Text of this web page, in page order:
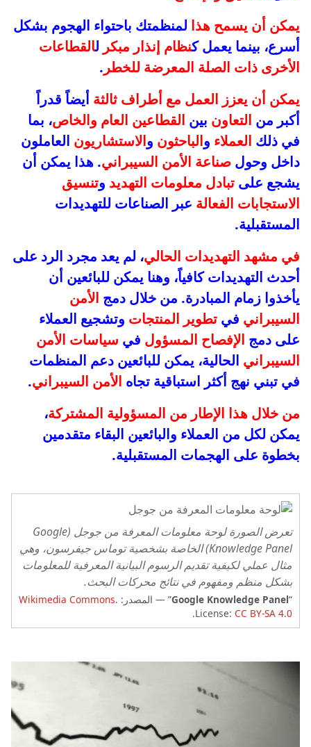
يمكن أن يسمح هذا لمنظمتك باحتواء الهجوم بشكل
أسرع، بينما يعمل كنظام إنذار مبكر لالقطاعات
الأخرى ذات الصلة المعرضة للخطر .
يمكن أن يعزز العمل مع أطراف ثالثة أيضاً قدراً
أكبر من التعاون بين القطاعين العام والخاص، بما
في ذلك العملاء والباحثون والاستشاريون العاملون
داخل وحول صناعة الأمن السيبراني. هذا يمكن أن
يشجع على تبادل معلومات التهديد وتنسيق
الاستجابات الفعالة عبر الصناعات للتهديدات
المستقبلية.
في مشهد التهديدات الحالي، لم يعد مجرد الرد على
أحدث التهديدات كافياً، وهنا يمكن للبائعين أن
يأخذوا زمام المبادرة. من خلال دمج الأمن
السيبراني في تطوير المنتجات وتشجيع العملاء
على دمج الإفصاح المسؤول في سياسات الأمن
السيبراني الحالية، يمكن للبائعين دعم المنظمات
في تبني نهج أكثر استباقية تجاه الأمن السيبراني.
من خلال هذا الإطار من المسؤولية المشتركة،
يمكن لكل من العملاء والبائعين البقاء متقدمين
بخطوة على الهجمات المستقبلية.
تعرض الصورة لوحة معلومات المعرفة من جوجل (Google
Knowledge Panel) الخاصة بشخصية توماس جيفرسون، وهي
مثال عملي لكيفية تقديم الرسوم البيانية المعرفية للمعلومات
بشكل منظم ومفهوم في نتائج محركات البحث.
“
Google Knowledge Panel” — المصدر: Wikimedia Commons.
License: CC BY-SA 4.0
.